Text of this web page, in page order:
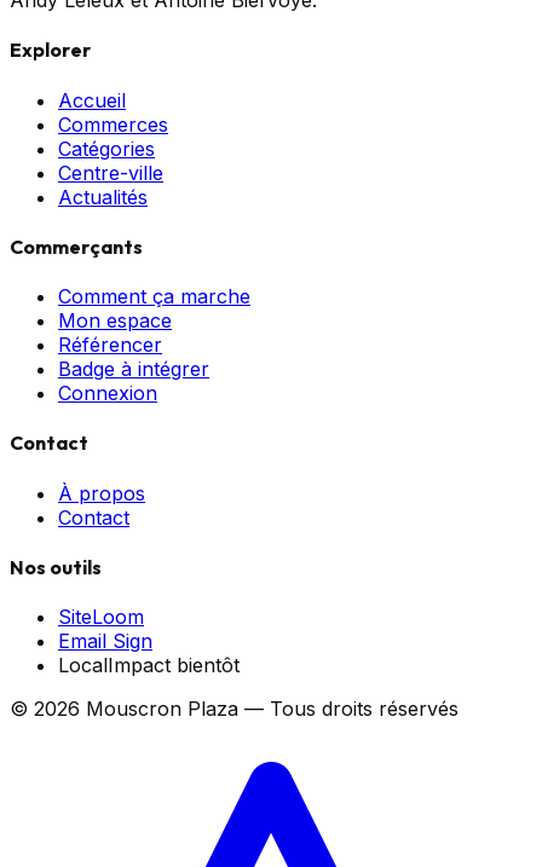
Explorer
Accueil
Commerces
Catégories
Centre-ville
Actualités
Commerçants
Comment ça marche
Mon espace
Référencer
Badge à intégrer
Connexion
Contact
À propos
Contact
Nos outils
SiteLoom
Email Sign
LocalImpact bientôt
© 2026 Mouscron Plaza — Tous droits réservés